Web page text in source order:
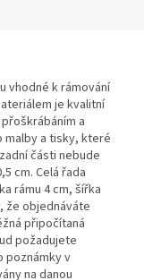
vhodné k rámování
je kvalitní
a
malby a tisky, které
části nebude
cm. Celá řada
rámu 4 cm, šířka
že objednáváte
připočítaná
požadujete
poznámky v
na danou